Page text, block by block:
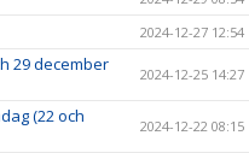
2024-12-27 12:54
29 december
2024-12-25 14:27
(22 och
2024-12-22 08:15